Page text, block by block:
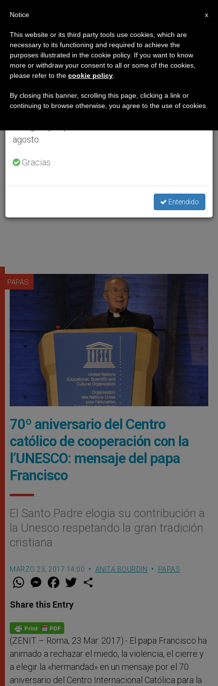
PAPAS
70º aniversario del Centro
católico de cooperación con la
l’UNESCO: mensaje del papa
Francisco
El Santo Padre elogia su contribución a
la Unesco respetando la gran tradición
cristiana
MARZO 23, 2017 14:00 ANITA BOURDIN PAPAS
W
t
s
p
p
M
e
s
e
g
e
F
a
e
b
o
k
w
Share this Entry
(ZENIT – Roma, 23 Mar. 2017).- El papa Francisco ha
animado a rechazar el miedo, la violencia, el cierre y
a elegir la «hermandad» en un mensaje por el 70
aniversario del Centro Internacional Católica para la
×
Aviso importante
Del 27 de julio al 7 de agosto haremos la pausa
anual, aprovechando que en el periodo de verano
se generan menos informaciones y también el
agosto.
Gracias.
Entendido
x
Notice
This website or its third party tools use cookies, which are
necessary to its functioning and required to achieve the
purposes illustrated in the cookie policy. If you want to know
more or withdraw your consent to all or some of the cookies,
please refer to the cookie policy
By closing this banner, scrolling this page, clicking a link or
continuing to browse otherwise, you agree to the use of cookies.